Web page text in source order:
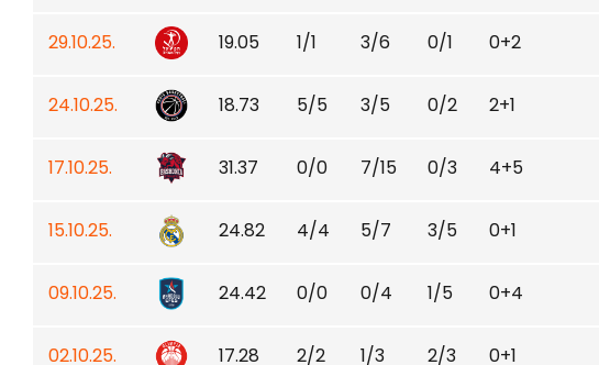
29.10.25. 19.05 1/1 3/6 0/1 0+2
24.10.25. 18.73 5/5 3/5 0/2 2+1
17.10.25. 31.37 0/0 7/15 0/3 4+5
15.10.25. 24.82 4/4 5/7 3/5 0+1
09.10.25. 24.42 0/0 0/4 1/5 0+4
02.10.25. 17.28 2/2 1/3 2/3 0+1